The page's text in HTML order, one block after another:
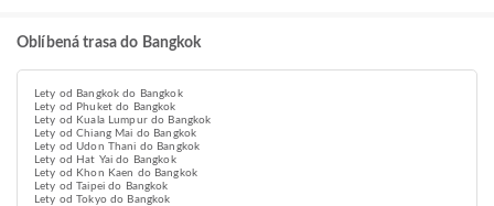
Oblíbená trasa do Bangkok
Lety od Bangkok do Bangkok
Lety od Phuket do Bangkok
Lety od Kuala Lumpur do Bangkok
Lety od Chiang Mai do Bangkok
Lety od Udon Thani do Bangkok
Lety od Hat Yai do Bangkok
Lety od Khon Kaen do Bangkok
Lety od Taipei do Bangkok
Lety od Tokyo do Bangkok